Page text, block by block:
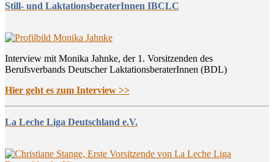
Still- und LaktationsberaterInnen IBCLC
Interview mit Monika Jahnke, der 1. Vorsitzenden des
Berufsverbands Deutscher LaktationsberaterInnen (BDL)
Hier geht es zum Interview >>
La Leche Liga Deutschland e.V.